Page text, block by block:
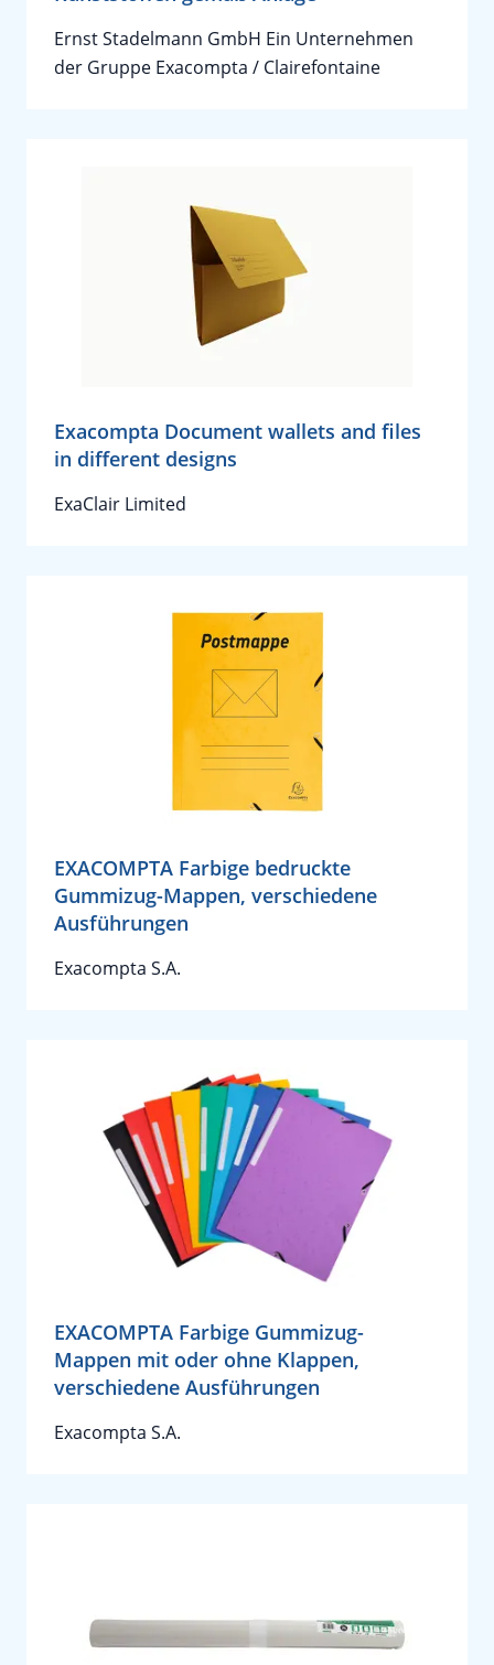
Ernst Stadelmann GmbH Ein Unternehmen
der Gruppe Exacompta / Clairefontaine
Exacompta Document wallets and files
in different designs
ExaClair Limited
EXACOMPTA Farbige bedruckte
Gummizug-Mappen, verschiedene
Ausführungen
Exacompta S.A.
EXACOMPTA Farbige Gummizug-
Mappen mit oder ohne Klappen,
verschiedene Ausführungen
Exacompta S.A.